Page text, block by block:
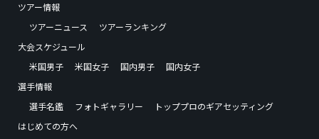
ツアー情報
ツアーニュース
ツアーランキング
大会スケジュール
米国男子
米国女子 国内男子
国内女子
選手情報
選手名鑑
フォトギャラリー
トッププロのギアセッティング
はじめての方へ